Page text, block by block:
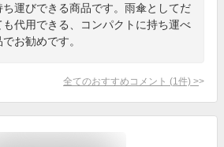
運びできる商品です。雨傘としてだ
代用できる、コンパクトに持ち運べ
お勧めです。
全てのおすすめコメント (1 件) >